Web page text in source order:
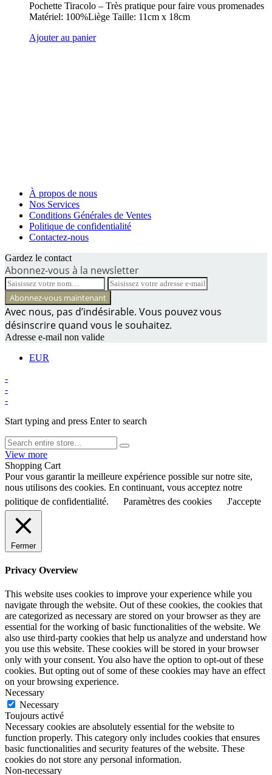
Pochette Tiracolo – Très pratique pour faire vous promenades
Matériel: 100%Liège Taille: 11cm x 18cm
Ajouter au panier
À propos de nous
Nos Services
Conditions Générales de Ventes
Politique de confidentialité
Contactez-nous
Gardez le contact
Abonnez-vous à la newsletter
Avec nous, pas d’indésirable. Vous pouvez vous
désinscrire quand vous le souhaitez.
Adresse e-mail non valide
EUR
-
-
-
Start typing and press Enter to search
View more
Shopping Cart
Pour vous garantir la meilleure expérience possible sur notre site,
nous utilisons des cookies. En continuant, vous acceptez notre
politique de confidentialité.
Paramètres des cookies J'accepte
Fermer
Privacy Overview
This website uses cookies to improve your experience while you
navigate through the website. Out of these cookies, the cookies that
are categorized as necessary are stored on your browser as they are
essential for the working of basic functionalities of the website. We
also use third-party cookies that help us analyze and understand how
you use this website. These cookies will be stored in your browser
only with your consent. You also have the option to opt-out of these
cookies. But opting out of some of these cookies may have an effect
on your browsing experience.
Necessary
Necessary
Toujours activé
Necessary cookies are absolutely essential for the website to
function properly. This category only includes cookies that ensures
basic functionalities and security features of the website. These
cookies do not store any personal information.
Non-necessary